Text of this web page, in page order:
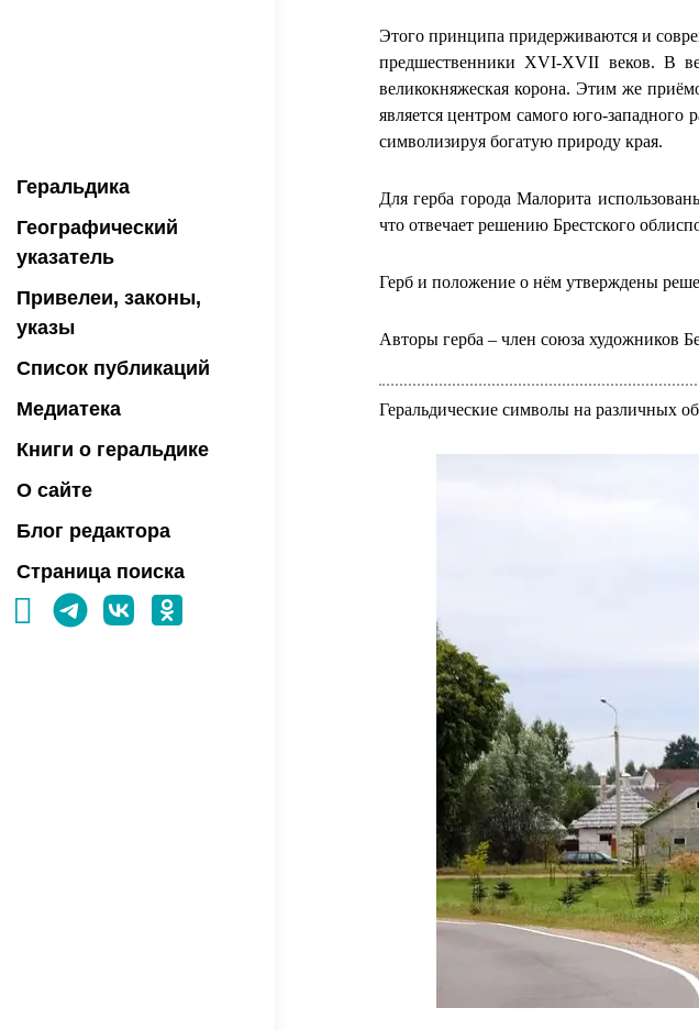
Геральдика
Географический
указатель
Привелеи, законы,
указы
Список публикаций
Медиатека
Книги о геральдике
О сайте
Блог редактора
Страница поиска
Этого принципа придерживаются и
предшественники XVI-XVII веков. В
великокняжеская корона. Этим же
является центром самого юго-
символизируя богатую природу края.
Для герба города Малорита
что отвечает решению Брестского
Герб и положение о нём утверждены
Авторы герба – член союза
Геральдические символы на различных